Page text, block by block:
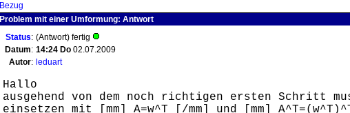
Bezug
Problem mit einer Umformung: Antwort
Status: (Antwort) fertig
Datum: 14:24 Do 02.07.2009
Autor: leduart
Hallo
ausgehend von dem noch richtigen ersten Schritt
einsetzen mit [mm] A=w^T [/mm] und [mm]